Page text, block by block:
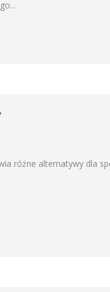
różne alternatywy dla